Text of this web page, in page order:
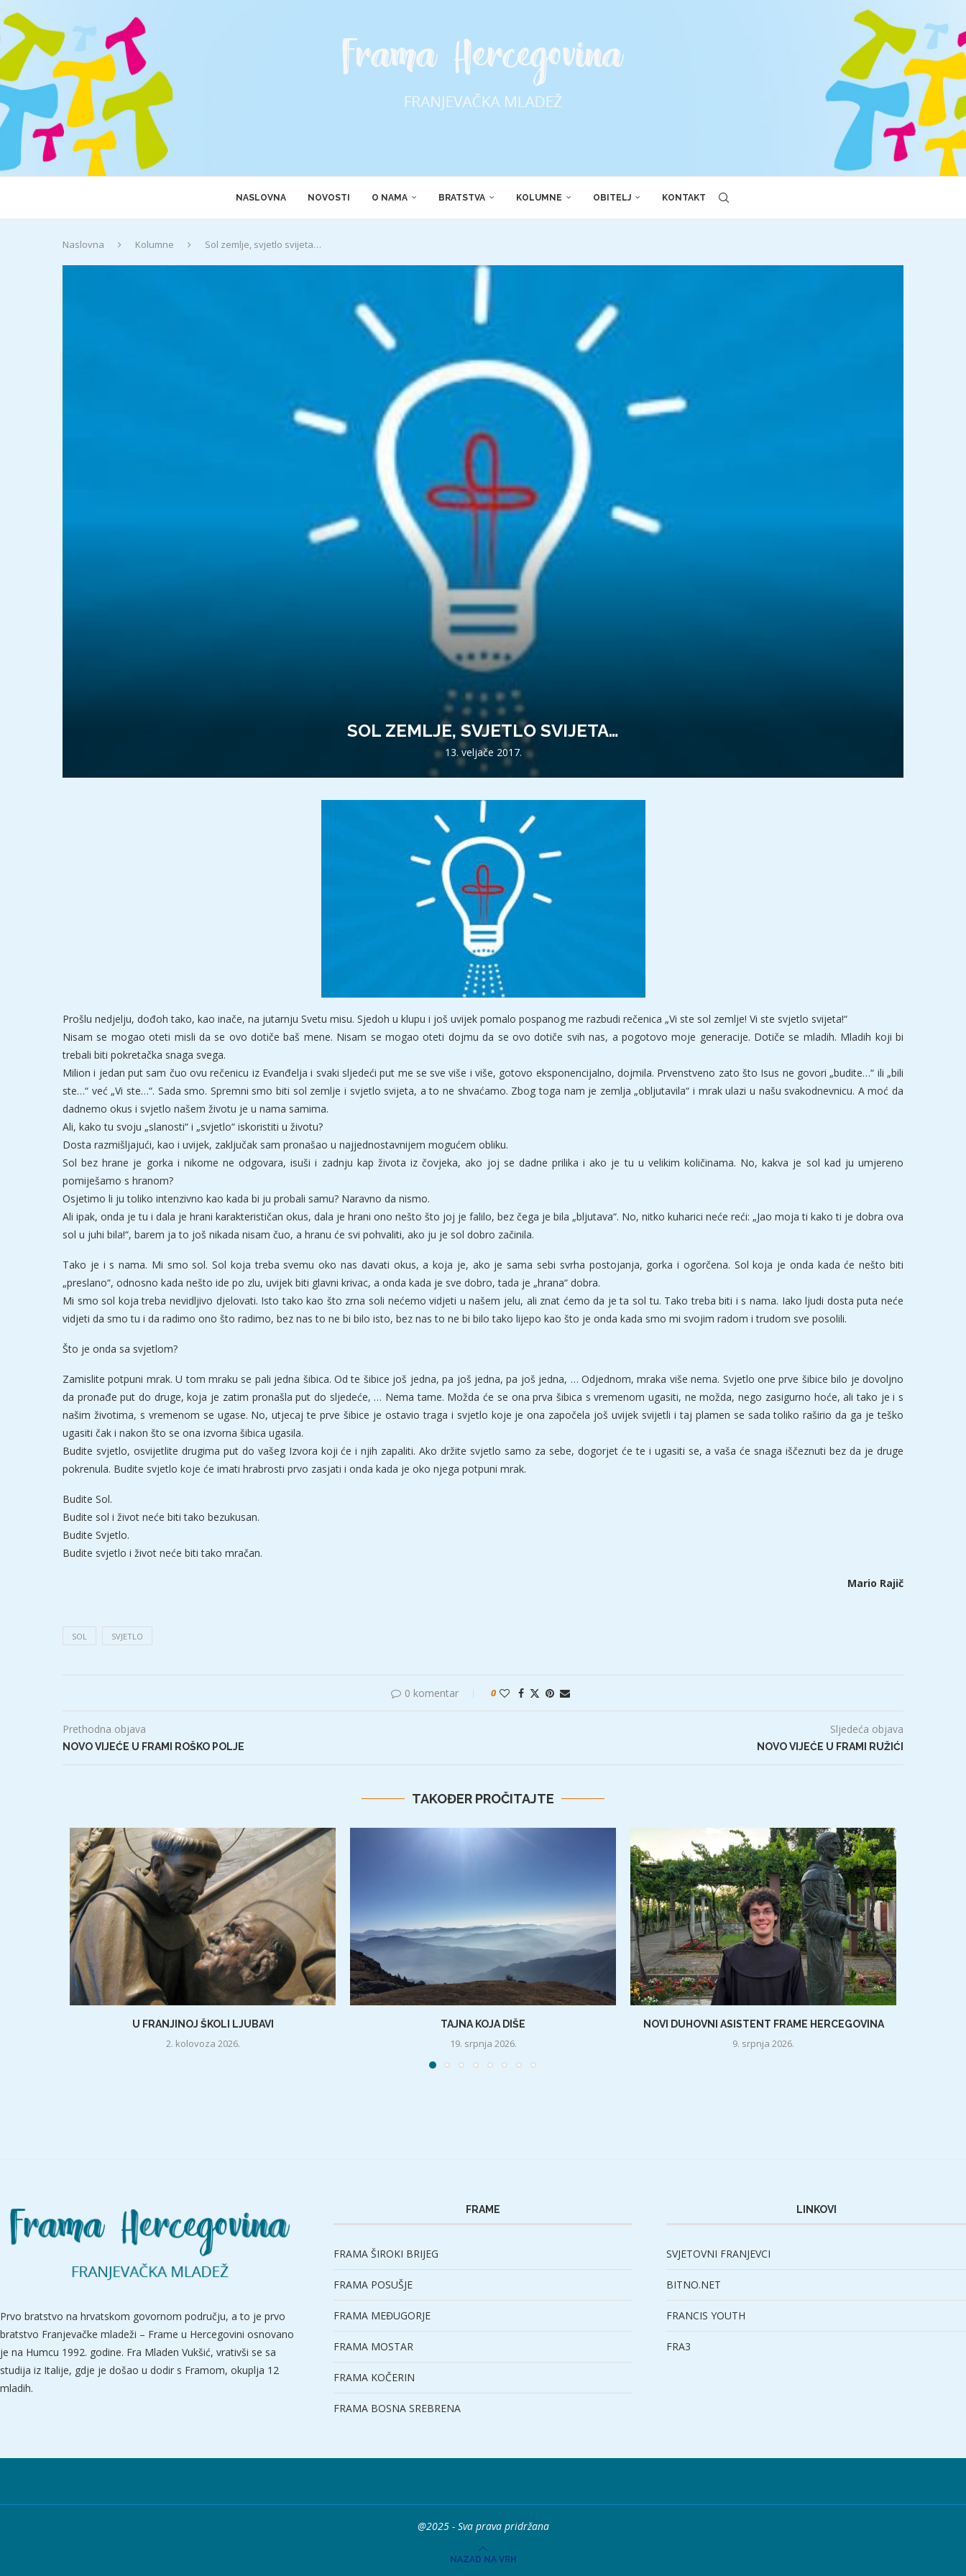
NASLOVNA NOVOSTI O NAMA BRATSTVA KOLUMNE OBITELJ KONTAKT
Naslovna Kolumne Sol zemlje, svjetlo svijeta…
SOL ZEMLJE, SVJETLO SVIJETA…
13. veljače 2017.
Prošlu nedjelju, dođoh tako, kao inače, na jutarnju Svetu misu. Sjedoh u klupu i još uvijek pomalo pospanog me razbudi rečenica „Vi ste sol zemlje! Vi ste svjetlo svijeta!“
Nisam se mogao oteti misli da se ovo dotiče baš mene. Nisam se mogao oteti dojmu da se ovo dotiče svih nas, a pogotovo moje generacije. Dotiče se mladih. Mladih koji bi
trebali biti pokretačka snaga svega.
Milion i jedan put sam čuo ovu rečenicu iz Evanđelja i svaki sljedeći put me se sve više i više, gotovo eksponencijalno, dojmila. Prvenstveno zato što Isus ne govori „budite…“ ili „bili
ste…“ već „Vi ste…“. Sada smo. Spremni smo biti sol zemlje i svjetlo svijeta, a to ne shvaćamo. Zbog toga nam je zemlja „obljutavila“ i mrak ulazi u našu svakodnevnicu. A moć da
dadnemo okus i svjetlo našem životu je u nama samima.
Ali, kako tu svoju „slanosti“ i „svjetlo“ iskoristiti u životu?
Dosta razmišljajući, kao i uvijek, zaključak sam pronašao u najjednostavnijem mogućem obliku.
Sol bez hrane je gorka i nikome ne odgovara, isuši i zadnju kap života iz čovjeka, ako joj se dadne prilika i ako je tu u velikim količinama. No, kakva je sol kad ju umjereno
pomiješamo s hranom?
Osjetimo li ju toliko intenzivno kao kada bi ju probali samu? Naravno da nismo.
Ali ipak, onda je tu i dala je hrani karakterističan okus, dala je hrani ono nešto što joj je falilo, bez čega je bila „bljutava“. No, nitko kuharici neće reći: „Jao moja ti kako ti je dobra ova
sol u juhi bila!“, barem ja to još nikada nisam čuo, a hranu će svi pohvaliti, ako ju je sol dobro začinila.
Tako je i s nama. Mi smo sol. Sol koja treba svemu oko nas davati okus, a koja je, ako je sama sebi svrha postojanja, gorka i ogorčena. Sol koja je onda kada će nešto biti
„preslano“, odnosno kada nešto ide po zlu, uvijek biti glavni krivac, a onda kada je sve dobro, tada je „hrana“ dobra.
Mi smo sol koja treba nevidljivo djelovati. Isto tako kao što zrna soli nećemo vidjeti u našem jelu, ali znat ćemo da je ta sol tu. Tako treba biti i s nama. Iako ljudi dosta puta neće
vidjeti da smo tu i da radimo ono što radimo, bez nas to ne bi bilo isto, bez nas to ne bi bilo tako lijepo kao što je onda kada smo mi svojim radom i trudom sve posolili.
Što je onda sa svjetlom?
Zamislite potpuni mrak. U tom mraku se pali jedna šibica. Od te šibice još jedna, pa još jedna, pa još jedna, … Odjednom, mraka više nema. Svjetlo one prve šibice bilo je dovoljno
da pronađe put do druge, koja je zatim pronašla put do sljedeće, … Nema tame. Možda će se ona prva šibica s vremenom ugasiti, ne možda, nego zasigurno hoće, ali tako je i s
našim životima, s vremenom se ugase. No, utjecaj te prve šibice je ostavio traga i svjetlo koje je ona započela još uvijek svijetli i taj plamen se sada toliko raširio da ga je teško
ugasiti čak i nakon što se ona izvorna šibica ugasila.
Budite svjetlo, osvijetlite drugima put do vašeg Izvora koji će i njih zapaliti. Ako držite svjetlo samo za sebe, dogorjet će te i ugasiti se, a vaša će snaga iščeznuti bez da je druge
pokrenula. Budite svjetlo koje će imati hrabrosti prvo zasjati i onda kada je oko njega potpuni mrak.
Budite Sol.
Budite sol i život neće biti tako bezukusan.
Budite Svjetlo.
Budite svjetlo i život neće biti tako mračan.
Mario Rajič
SOL SVJETLO
0 komentar 0
Prethodna objava
NOVO VIJEĆE U FRAMI ROŠKO POLJE
Sljedeća objava
NOVO VIJEĆE U FRAMI RUŽIĆI
TAKOĐER PROČITAJTE
U FRANJINOJ ŠKOLI LJUBAVI
2. kolovoza 2026.
TAJNA KOJA DIŠE
19. srpnja 2026.
NOVI DUHOVNI ASISTENT FRAME HERCEGOVINA
9. srpnja 2026.
Prvo bratstvo na hrvatskom govornom području, a to je prvo
bratstvo Franjevačke mladeži – Frame u Hercegovini osnovano
je na Humcu 1992. godine. Fra Mladen Vukšić, vrativši se sa
studija iz Italije, gdje je došao u dodir s Framom, okuplja 12
mladih.
FRAME
FRAMA ŠIROKI BRIJEG
FRAMA POSUŠJE
FRAMA MEĐUGORJE
FRAMA MOSTAR
FRAMA KOČERIN
FRAMA BOSNA SREBRENA
LINKOVI
SVJETOVNI FRANJEVCI
BITNO.NET
FRANCIS YOUTH
FRA3
@2025 - Sva prava pridržana
NAZAD NA VRH